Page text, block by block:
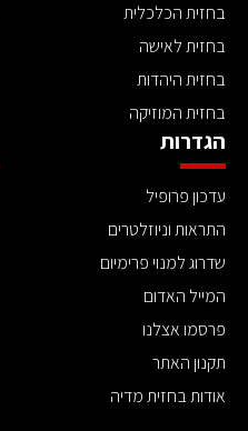
בחזית הכלכלית
בחזית לאישה
בחזית היהדות
בחזית המוזיקה
הגדרות
עדכון פרופיל
התראות וניוזלטרים
שדרוג למנוי פרימיום
המייל האדום
פרסמו אצלנו
תקנון האתר
אודות בחזית מדיה